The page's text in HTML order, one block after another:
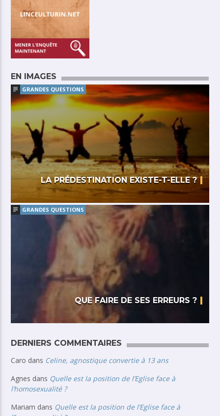
EN IMAGES
GRANDES QUESTIONS
LA PRÉDESTINATION EXISTE-T-ELLE ?
GRANDES QUESTIONS
QUE FAIRE DE SES ERREURS ?
DERNIERS COMMENTAIRES
Caro dans Celine, agnostique convertie à 13 ans
Agnes dans Quelle est la position de l’Eglise face à
l’homosexualité ?
Mariam dans Quelle est la position de l’Eglise face à